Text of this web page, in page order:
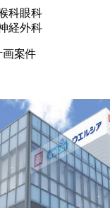
科眼科
経外科
画案件